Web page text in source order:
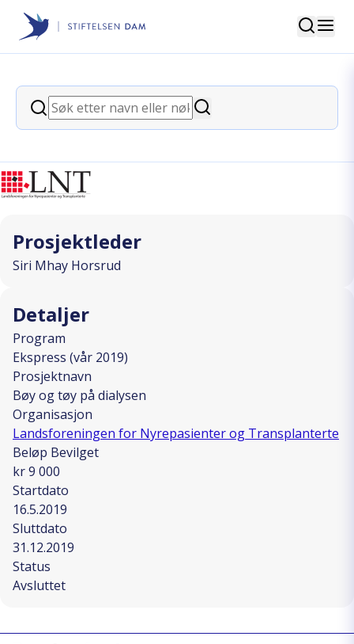
Stiftelsen Dam
Søk
Søk
Søk
back
Bøy og tøy på dialysen
Prosjektleder
Siri Mhay Horsrud
Detaljer
Program
Ekspress (vår 2019)
Prosjektnavn
Bøy og tøy på dialysen
Organisasjon
Landsforeningen for Nyrepasienter og Transplanterte
Beløp Bevilget
kr 9 000
Startdato
16.5.2019
Sluttdato
31.12.2019
Status
Avsluttet